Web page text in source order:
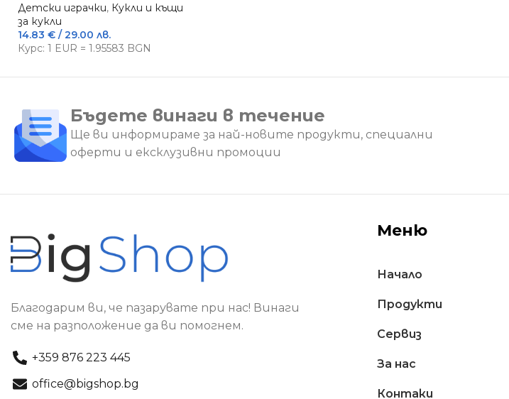
Детски играчки, Кукли и къщи
за кукли
14.83 € / 29.00 лв.
Курс: 1 EUR = 1.95583 BGN
Бъдете винаги в течение
Ще ви информираме за най-новите продукти, специални
оферти и ексклузивни промоции
Благодарим ви, че пазарувате при нас! Винаги
сме на разположение да ви помогнем.
+359 876 223 445
office@bigshop.bg
Меню
Начало
Продукти
Сервиз
За нас
Контаки